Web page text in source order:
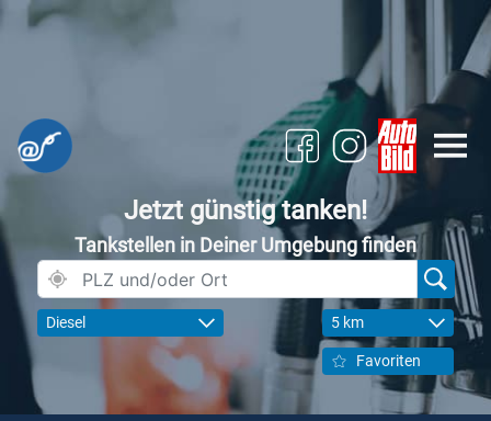
Jetzt günstig tanken!
Tankstellen in Deiner Umgebung finden
Diesel 5 km
Favoriten